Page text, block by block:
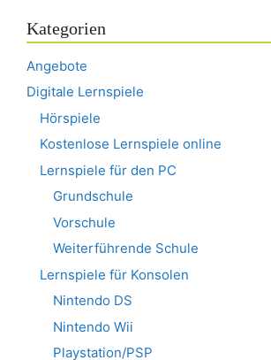
Kategorien
Angebote
Digitale Lernspiele
Hörspiele
Kostenlose Lernspiele online
Lernspiele für den PC
Grundschule
Vorschule
Weiterführende Schule
Lernspiele für Konsolen
Nintendo DS
Nintendo Wii
Playstation/PSP